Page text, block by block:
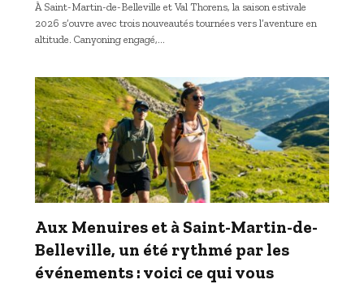
À Saint-Martin-de-Belleville et Val Thorens, la saison estivale
2026 s’ouvre avec trois nouveautés tournées vers l’aventure en
altitude. Canyoning engagé,…
Aux Menuires et à Saint-Martin-de-
Belleville, un été rythmé par les
événements : voici ce qui vous